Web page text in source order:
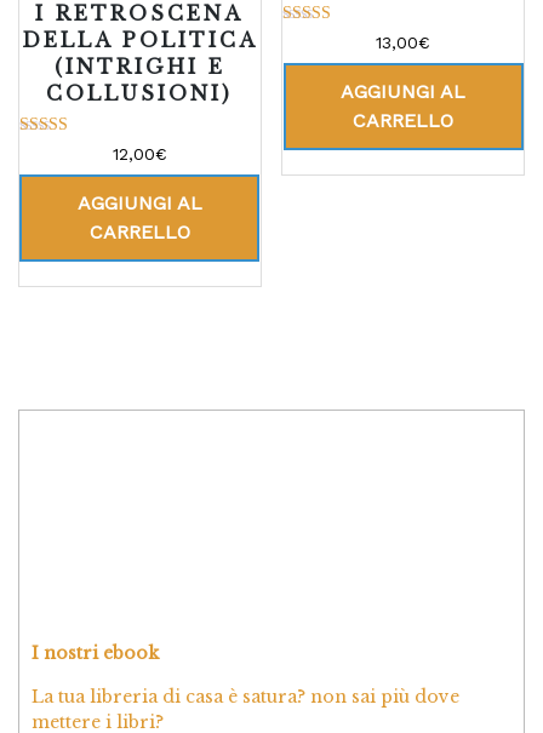
I RETROSCENA
DELLA POLITICA
(INTRIGHI E
COLLUSIONI)
su 5
12,00€
AGGIUNGI AL
CARRELLO
su 5
13,00€
AGGIUNGI AL
CARRELLO
I nostri ebook
La tua libreria di casa è satura? non sai più dove
mettere i libri?